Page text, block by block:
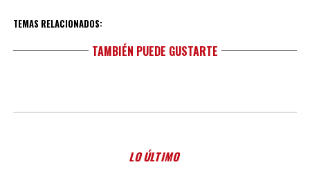
TEMAS RELACIONADOS:
TAMBIÉN PUEDE GUSTARTE
LO ÚLTIMO